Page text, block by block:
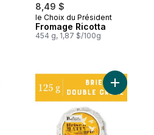
8,49 $
Préparé au Canada
le Choix du Président
Fromage Ricotta
454 g, 1,87 $/100g
Fromage Gouda en tranches au
Ajouter